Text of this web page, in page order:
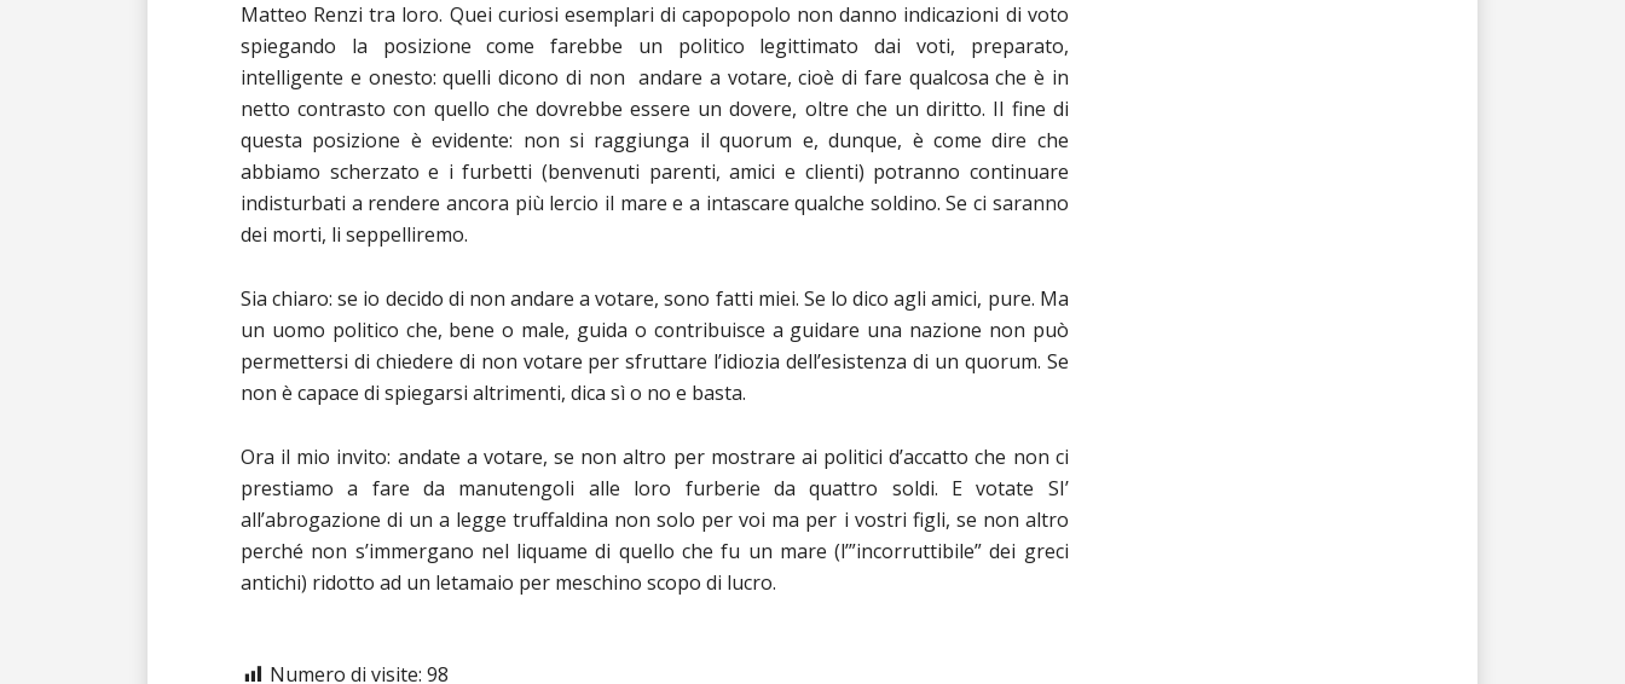
Matteo Renzi tra loro. Quei curiosi esemplari di capopopolo non danno indicazioni di voto
spiegando la posizione come farebbe un politico legittimato dai voti, preparato,
intelligente e onesto: quelli dicono di non andare a votare, cioè di fare qualcosa che è in
netto contrasto con quello che dovrebbe essere un dovere, oltre che un diritto. Il fine di
questa posizione è evidente: non si raggiunga il quorum e, dunque, è come dire che
abbiamo scherzato e i furbetti (benvenuti parenti, amici e clienti) potranno continuare
indisturbati a rendere ancora più lercio il mare e a intascare qualche soldino. Se ci saranno
dei morti, li seppelliremo.
Sia chiaro: se io decido di non andare a votare, sono fatti miei. Se lo dico agli amici, pure. Ma
un uomo politico che, bene o male, guida o contribuisce a guidare una nazione non può
permettersi di chiedere di non votare per sfruttare l’idiozia dell’esistenza di un quorum. Se
non è capace di spiegarsi altrimenti, dica sì o no e basta.
Ora il mio invito: andate a votare, se non altro per mostrare ai politici d’accatto che non ci
prestiamo a fare da manutengoli alle loro furberie da quattro soldi. E votate SI’
all’abrogazione di un a legge truffaldina non solo per voi ma per i vostri figli, se non altro
perché non s’immergano nel liquame di quello che fu un mare (l’”incorruttibile” dei greci
antichi) ridotto ad un letamaio per meschino scopo di lucro.
Numero di visite: 98